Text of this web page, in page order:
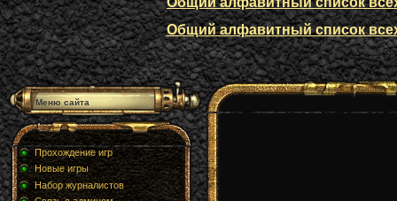
Общий алфавитный список
Меню сайта
Прохождение игр
Новые игры
Набор журналистов